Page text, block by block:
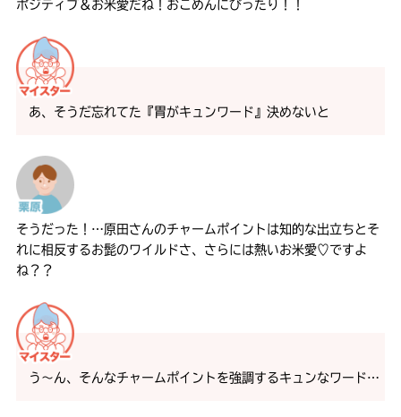
ポジティブ＆お米愛だね！おこめんにぴったり！！
あ、そうだ忘れてた『胃がキュンワード』決めないと
そうだった！…原田さんのチャームポイントは知的な出立ちとそ
れに相反するお髭のワイルドさ、さらには熱いお米愛♡ですよ
ね？？
う〜ん、そんなチャームポイントを強調するキュンなワード…